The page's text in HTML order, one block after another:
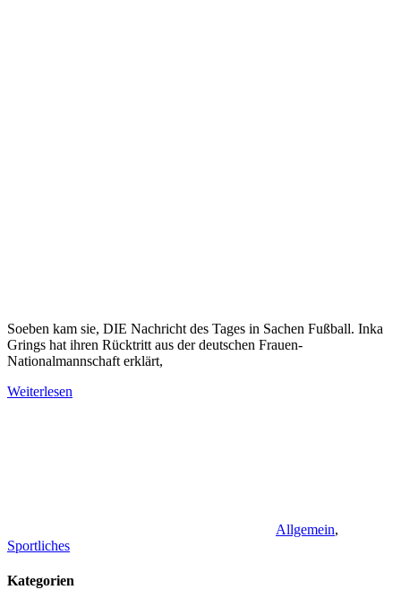
Soeben kam sie, DIE Nachricht des Tages in Sachen Fußball. Inka
Grings hat ihren Rücktritt aus der deutschen Frauen-
Nationalmannschaft erklärt,
Weiterlesen
Allgemein,
Sportliches
Kategorien